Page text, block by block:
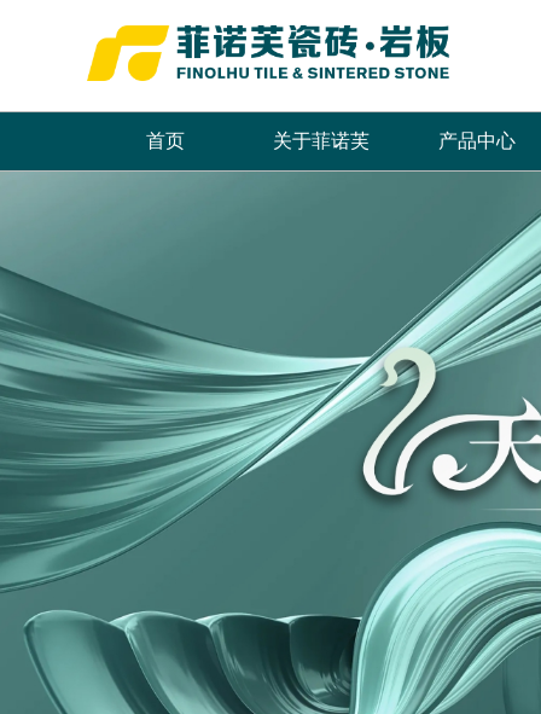
首页 关于菲诺芙
领导关怀
品牌荣誉
产品中心
最新推荐
全系列产品
畅销产品